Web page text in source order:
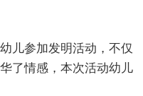
儿参加发明活动，不仅
了情感，本次活动幼儿